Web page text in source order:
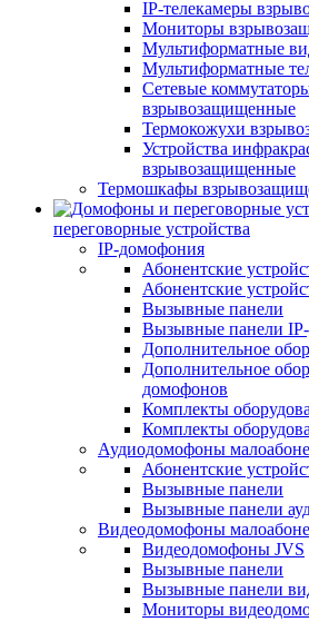
IP-телекамеры
Мониторы
Мультиформатные
Мультиформатные
Сетевые
взрывозащищенные
Термокожухи
Устройства
взрывозащищенные
Термошкафы
переговорные устройства
IP-домофония
Абонентские
Абонентские
Вызывные панели
Вызывные панели
Дополнительное
Дополнительное
домофонов
Комплекты
Комплекты
Аудиодомофоны
Абонентские
Вызывные панели
Вызывные панели
Видеодомофоны
Видеодомофоны JVS
Вызывные панели
Вызывные панели
Мониторы